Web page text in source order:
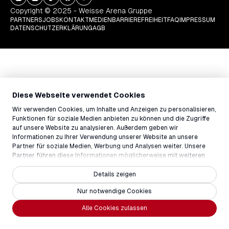
Diese Webseite verwendet Cookies
Wir verwenden Cookies, um Inhalte und Anzeigen zu personalisieren,
Funktionen für soziale Medien anbieten zu können und die Zugriffe
auf unsere Website zu analysieren. Außerdem geben wir
Informationen zu Ihrer Verwendung unserer Website an unsere
Partner für soziale Medien, Werbung und Analysen weiter. Unsere
Partner führen diese Informationen möglicherweise mit weiteren
Daten zusammen, die Sie ihnen bereitgestellt haben oder die sie im
Rahmen Ihrer Nutzung der Dienste gesammelt haben.
Alle Cookies zulassen
Nur notwendige Cookies
Details zeigen
Copyright © 2025 - Weisse Arena Gruppe
PARTNERSJOBS KONTAKT MEDIEN BARRIEREFREIHEIT FAQ IMPRESSUM
DATENSCHUTZERKLÄRUNGAGB